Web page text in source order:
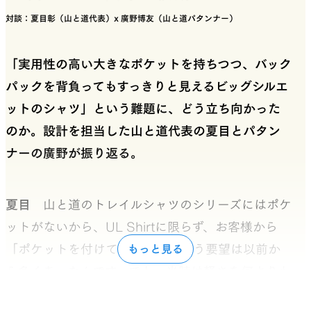
対談：夏目彰（山と道代表）x 廣野博友（山と道パタンナー）
「実用性の高い大きなポケットを持ちつつ、バック
パックを背負ってもすっきりと見えるビッグシルエ
ットのシャツ」という難題に、どう立ち向かった
のか。設計を担当した山と道代表の夏目とパタン
ナーの廣野が振り返る。
夏目
山と道のトレイルシャツのシリーズにはポケ
ットがないから、UL Shirtに限らず、お客様から
「ポケットを付けてほしい」という要望は以前か
もっと見る